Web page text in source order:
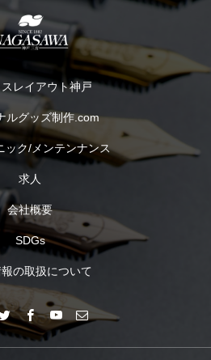
レイアウト神戸
ルグッズ制作.com
ック/メンテンナンス
求人
会社概要
SDGs
の取扱について